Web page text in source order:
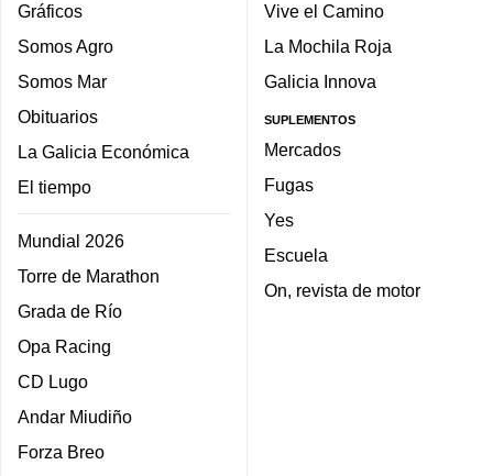
Gráficos
Somos Agro
Somos Mar
Obituarios
La Galicia Económica
El tiempo
Mundial 2026
Torre de Marathon
Grada de Río
Opa Racing
CD Lugo
Andar Miudiño
Forza Breo
Vive el Camino
La Mochila Roja
Galicia Innova
SUPLEMENTOS
Mercados
Fugas
Yes
Escuela
On, revista de motor